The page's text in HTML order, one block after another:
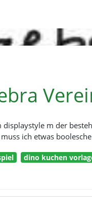
m der
ich etwas
dino kuchen